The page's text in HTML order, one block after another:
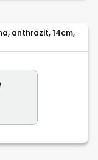
anthrazit, 14cm,